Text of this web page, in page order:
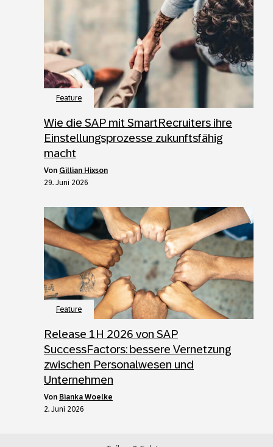
Feature
Wie die SAP mit SmartRecruiters ihre
Einstellungsprozesse zukunftsfähig
macht
von Gillian Hixson
29. Juni 2026
Feature
Release 1H 2026 von SAP
SuccessFactors: bessere Vernetzung
zwischen Personalwesen und
Unternehmen
von Bianka Woelke
2. Juni 2026